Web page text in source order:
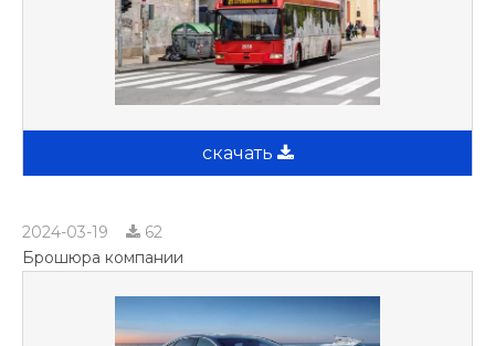
скачать
2024-03-19
62
Брошюра компании